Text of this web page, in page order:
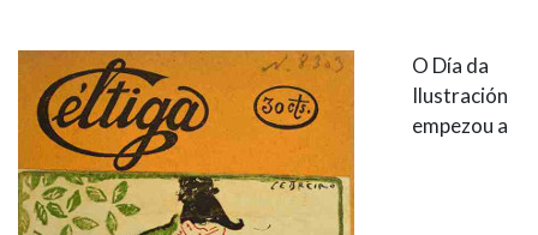
O Día da
Ilustración
empezou a